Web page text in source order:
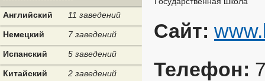
Сайт:
Телефон:
Английский 11 заведений
Немецкий 7 заведений
Испанский 5 заведений
Китайский 2 заведений